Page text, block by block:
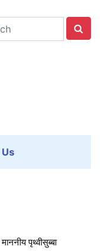
पृथ्वीसुब्बा